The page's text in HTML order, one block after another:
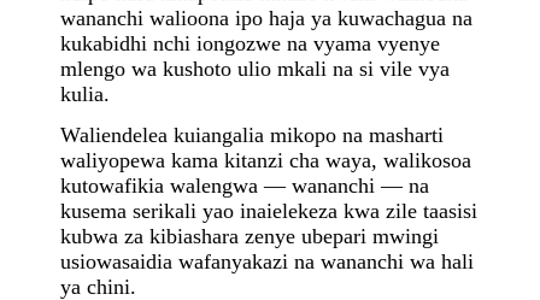
wananchi walioona ipo haja ya kuwachagua na
kukabidhi nchi iongozwe na vyama vyenye
mlengo wa kushoto ulio mkali na si vile vya
kulia.
Waliendelea kuiangalia mikopo na masharti
waliyopewa kama kitanzi cha waya, walikosoa
kutowafikia walengwa — wananchi — na
kusema serikali yao inaielekeza kwa zile taasisi
kubwa za kibiashara zenye ubepari mwingi
usiowasaidia wafanyakazi na wananchi wa hali
ya chini.